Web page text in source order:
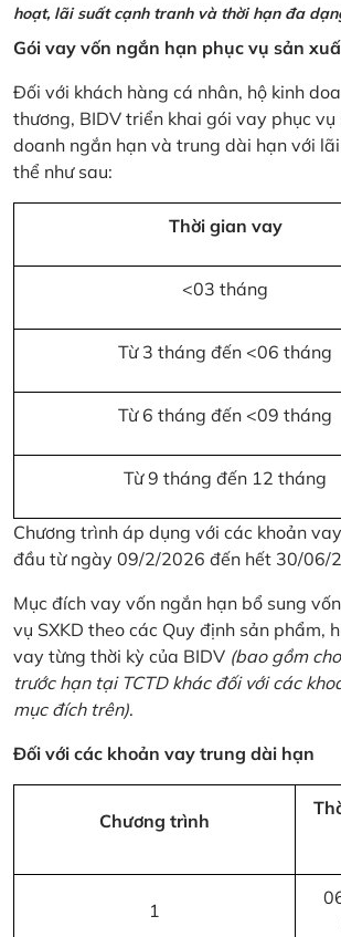
hoạt, lãi suất cạnh tranh và thời hạn đa
Gói vay vốn ngắn hạn phục vụ sản
Đối với khách hàng cá nhân, hộ kinh
thương, BIDV triển khai gói vay phục
doanh ngắn hạn và trung dài hạn với
thể như sau:
Thời gian vay
<03 tháng
Từ 3 tháng đến <06 tháng
Từ 6 tháng đến <09 tháng
Từ 9 tháng đến 12 tháng
Chương trình áp dụng với các khoản
đầu từ ngày 09/2/2026 đến hết 30/06/
Mục đích vay vốn ngắn hạn bổ sung
vụ SXKD theo các Quy định sản phẩm,
vay từng thời kỳ của BIDV (bao gồm
trước hạn tại TCTD khác đối với các
mục đích trên).
Đối với các khoản vay trung dài hạn
Chương trình
1